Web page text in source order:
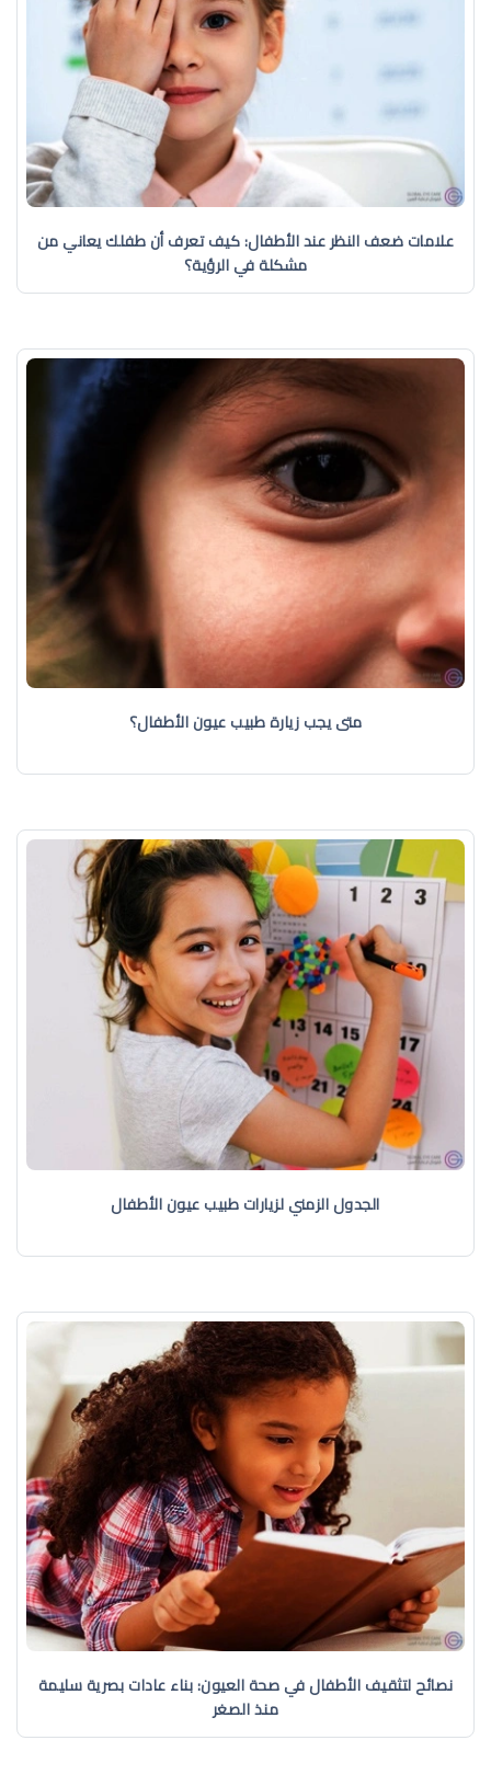
علامات ضعف النظر عند الأطفال: كيف تعرف أن طفلك يعاني من
مشكلة في الرؤية؟
متى يجب زيارة طبيب عيون الأطفال؟
الجدول الزمني لزيارات طبيب عيون الأطفال
نصائح لتثقيف الأطفال في صحة العيون: بناء عادات بصرية سليمة
منذ الصغر